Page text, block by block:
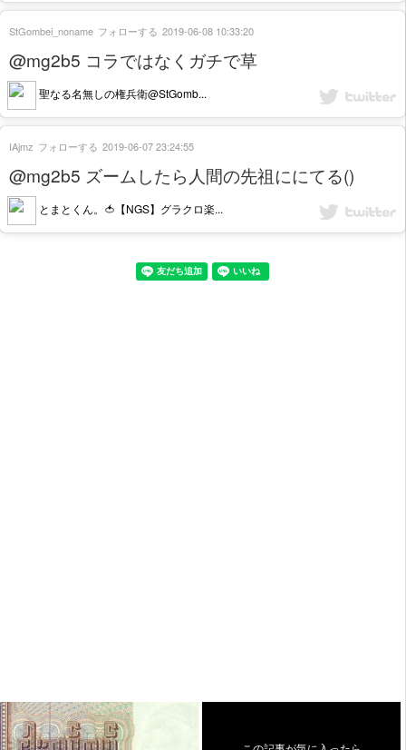
@mg2b5 コラではなくガチで草
聖なる名無しの権兵衛@StGomb...
StGombei_noname フォローする 2019-06-08 10:33:20
@mg2b5 ズームしたら人間の先祖ににてる()
とまとくん。🍅【NGS】グラクロ楽...
IAjmz フォローする 2019-06-07 23:24:55